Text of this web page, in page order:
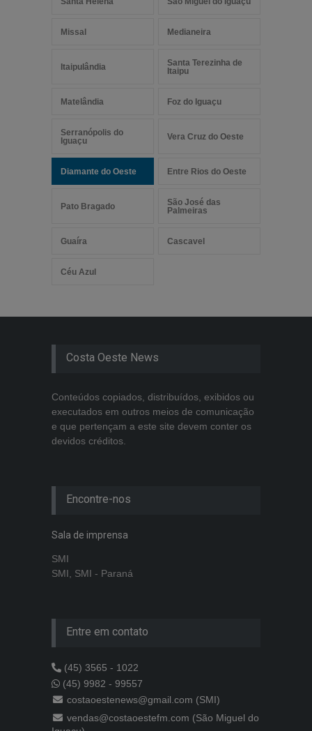
Missal Medianeira
Itaipulândia
Santa Terezinha de
Itaipu
Matelândia Foz do Iguaçu
Serranópolis do
Iguaçu
Vera Cruz do Oeste
Diamante do Oeste Entre Rios do Oeste
Pato Bragado
São José das
Palmeiras
Guaíra Cascavel
Céu Azul
Costa Oeste News
Conteúdos copiados, distribuídos, exibidos ou
executados em outros meios de comunicação
e que pertençam a este site devem conter os
devidos créditos.
Encontre-nos
Sala de imprensa
SMI
SMI, SMI - Paraná
Entre em contato
(45) 3565 - 1022
(45) 9982 - 99557
costaoestenews@gmail.com (SMI)
vendas@costaoestefm.com (São Miguel do